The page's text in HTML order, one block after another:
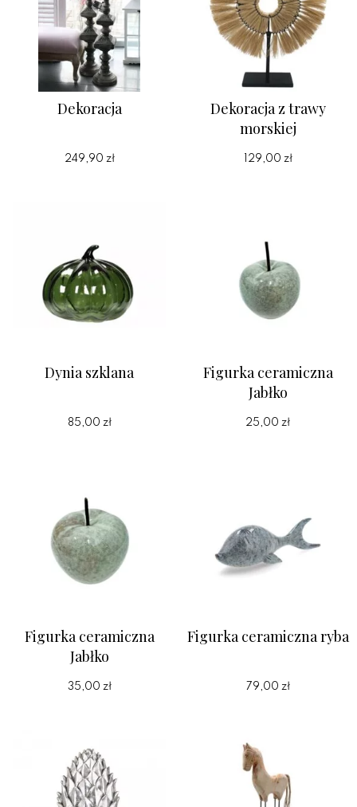
Dekoracja
249,90 zł
Dekoracja z trawy
morskiej
129,00 zł
Dynia szklana
85,00 zł
Figurka ceramiczna
Jabłko
25,00 zł
Figurka ceramiczna
Jabłko
35,00 zł
Figurka ceramiczna ryba
79,00 zł